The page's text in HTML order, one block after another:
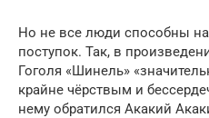
Но не все люди способны
поступок. Так, в
Гоголя «Шинель»
крайне чёрствым и
нему обратился Акакий